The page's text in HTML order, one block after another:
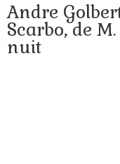
Andre
Scarbo, de
nuit